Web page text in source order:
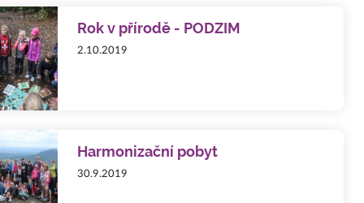
Rok v přírodě - PODZIM
2.10.2019
Harmonizační pobyt
30.9.2019